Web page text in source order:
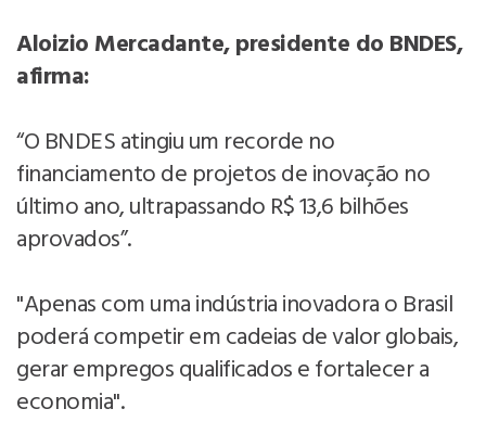
Aloizio Mercadante, presidente do BNDES,
afirma:
“O BNDES atingiu um recorde no
financiamento de projetos de inovação no
último ano, ultrapassando R$ 13,6 bilhões
aprovados”.
"Apenas com uma indústria inovadora o Brasil
poderá competir em cadeias de valor globais,
gerar empregos qualificados e fortalecer a
economia".